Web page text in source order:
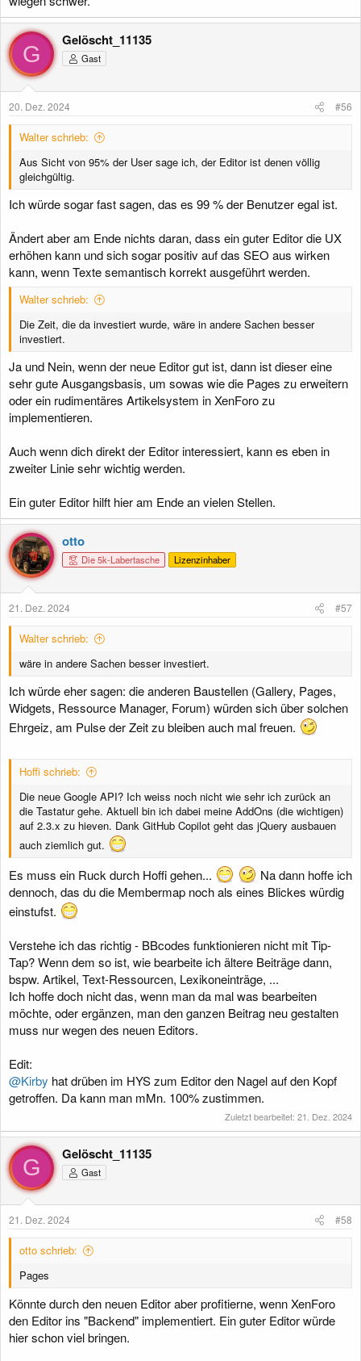
G
Gelöscht_11135
Gast
20. Dez. 2024 #56
Walter schrieb:
Aus Sicht von 95% der User sage ich, der Editor ist denen völlig
gleichgültig.
Ich würde sogar fast sagen, das es 99 % der Benutzer egal ist.
Ändert aber am Ende nichts daran, dass ein guter Editor die UX
erhöhen kann und sich sogar positiv auf das SEO aus wirken
kann, wenn Texte semantisch korrekt ausgeführt werden.
Walter schrieb:
Die Zeit, die da investiert wurde, wäre in andere Sachen besser
investiert.
Ja und Nein, wenn der neue Editor gut ist, dann ist dieser eine
sehr gute Ausgangsbasis, um sowas wie die Pages zu erweitern
oder ein rudimentäres Artikelsystem in XenForo zu
implementieren.
Auch wenn dich direkt der Editor interessiert, kann es eben in
zweiter Linie sehr wichtig werden.
Ein guter Editor hilft hier am Ende an vielen Stellen.
otto
Die 5k-Labertasche Lizenzinhaber
21. Dez. 2024 #57
Walter schrieb:
wäre in andere Sachen besser investiert.
Ich würde eher sagen: die anderen Baustellen (Gallery, Pages,
Widgets, Ressource Manager, Forum) würden sich über solchen
Ehrgeiz, am Pulse der Zeit zu bleiben auch mal freuen.
Hoffi schrieb:
Die neue Google API? Ich weiss noch nicht wie sehr ich zurück an
die Tastatur gehe. Aktuell bin ich dabei meine AddOns (die wichtigen)
auf 2.3.x zu hieven. Dank GitHub Copilot geht das jQuery ausbauen
auch ziemlich gut.
Es muss ein Ruck durch Hoffi gehen...
Na dann hoffe ich
dennoch, das du die Membermap noch als eines Blickes würdig
einstufst.
Verstehe ich das richtig - BBcodes funktionieren nicht mit Tip-
Tap? Wenn dem so ist, wie bearbeite ich ältere Beiträge dann,
bspw. Artikel, Text-Ressourcen, Lexikoneinträge, ...
Ich hoffe doch nicht das, wenn man da mal was bearbeiten
möchte, oder ergänzen, man den ganzen Beitrag neu gestalten
muss nur wegen des neuen Editors.
Edit:
@Kirby hat drüben im HYS zum Editor den Nagel auf den Kopf
getroffen. Da kann man mMn. 100% zustimmen.
Zuletzt bearbeitet: 21. Dez. 2024
G
Gelöscht_11135
Gast
21. Dez. 2024 #58
otto schrieb:
Pages
Könnte durch den neuen Editor aber profitierne, wenn XenForo
den Editor ins "Backend" implementiert. Ein guter Editor würde
hier schon viel bringen.